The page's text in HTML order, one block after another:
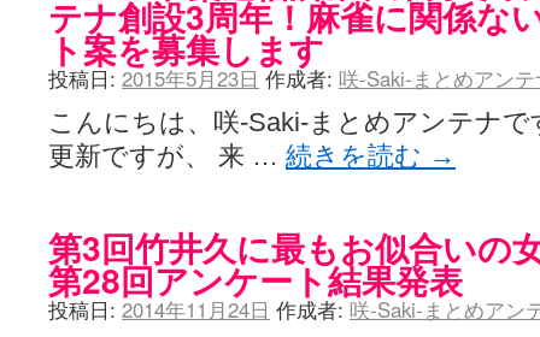
ＳＳＳ（咲ＳＳ）感想ブログ / 【SSS】憩 -Kei- 全国編第２２局『流局
ひまじんひまんじ / 読書の秋、と言います故
(08:00)
煌-Subara- - 咲-saki- / シノハユ感想
SYNTH 2006 - 咲 -Saki- / 阿知賀編をドヤ顔に着目しながらまたまた読
かえんだん - 咲-Saki- / 朱里「そげなこつ私がやっておきますから！
Saki-1 グランプリ ～咲ワン～ / しわが誕生することは老化現象だと
木と木と木 - 咲-saki- / 新道寺の本 (00:00)
麻雀自由帳 - 咲-Saki- / 咲-Saki-第168局[端緒]感想 照-Teru- 追憶編第
LAT. 39°20' N - 咲-Saki- / 永水航路 3 - 霧島の姫は、深山幽谷の頂で
エトピリカ!! - 咲-saki- / 咲-Saki-16巻 シノハユ7巻表紙予想
ニワカSakiファンの部屋 - 咲-Saki- / 咲の実写化について（再） (15:15)
テナ創設3周年！麻雀に関係な
ト案を募集します
投稿日: 2015年5月23日 作成者: 咲-Saki-まとめアン
こんにちは、咲-Saki-まとめアンテナ
更新ですが、 来 … 続きを読む →
第3回竹井久に最もお似合いの
第28回アンケート結果発表
投稿日: 2014年11月24日 作成者: 咲-Saki-まとめアン